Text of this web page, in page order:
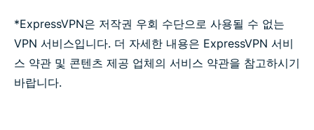
*ExpressVPN은 저작권 우회 수단으로 사용될 수 없는
VPN 서비스입니다. 더 자세한 내용은 ExpressVPN 서비
스 약관 및 콘텐츠 제공 업체의 서비스 약관을 참고하시기
바랍니다.